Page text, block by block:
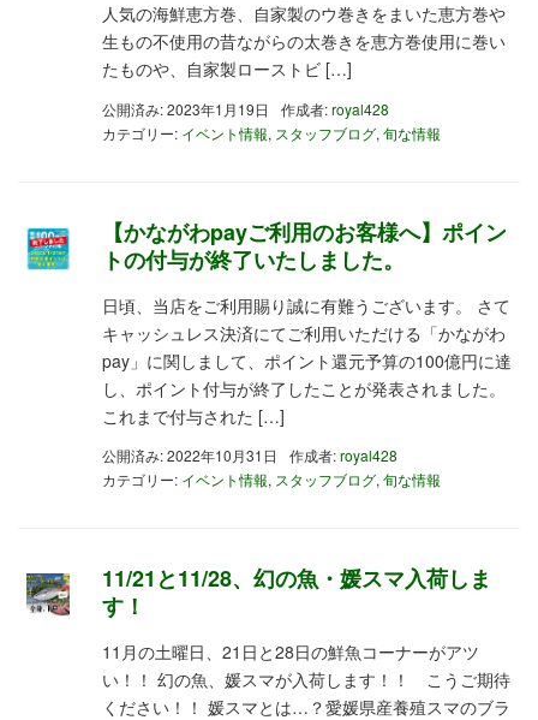
人気の海鮮恵方巻、自家製のウ巻きをまいた恵方巻や
生もの不使用の昔ながらの太巻きを恵方巻使用に巻い
たものや、自家製ローストビ […]
公開済み: 2023年1月19日 作成者:royal428
カテゴリー: イベント情報, スタッフブログ, 旬な情報
【かながわpayご利用のお客様へ】ポイン
トの付与が終了いたしました。
日頃、当店をご利用賜り誠に有難うございます。 さて
キャッシュレス決済にてご利用いただける「かながわ
pay」に関しまして、ポイント還元予算の100億円に達
し、ポイント付与が終了したことが発表されました。
これまで付与された […]
公開済み: 2022年10月31日 作成者:royal428
カテゴリー: イベント情報, スタッフブログ, 旬な情報
11/21と11/28、幻の魚・媛スマ入荷しま
す！
11月の土曜日、21日と28日の鮮魚コーナーがアツ
い！！ 幻の魚、媛スマが入荷します！！ こうご期待
ください！！ 媛スマとは…？愛媛県産養殖スマのブラ